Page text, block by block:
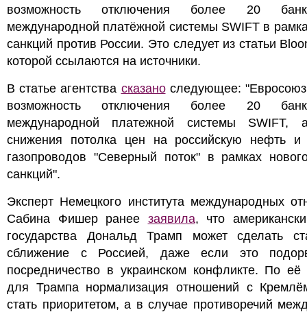
возможность отключения более 20
международной платёжной системы SWIFT в
санкций против России. Это следует из статьи
которой ссылаются на источники.
В статье агентства сказаноследующее: "Евросоюз
возможность отключения более 20
международной платежной системы SWIFT,
снижения потолка цен на российскую нефть и
газопроводов "Северный поток" в рамках
санкций".
Эксперт Немецкого института международных
Сабина Фишер ранее заявила, что
государства Дональд Трамп может сделать
сближение с Россией, даже если это
посредничество в украинском конфликте. По её
для Трампа нормализация отношений с
стать приоритетом, а в случае противоречий